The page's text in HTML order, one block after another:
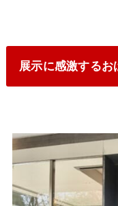
展示に感激するお